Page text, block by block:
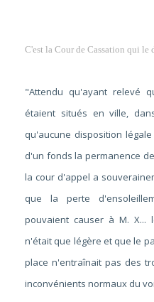
C'est la Cour de Cassation qui le
"Attendu qu'ayant relevé
étaient situés en ville,
qu'aucune disposition
d'un fonds la permanence
la cour d'appel a
que la perte
pouvaient causer à M. X...
n'était que légère et que le
place n'entraînait pas des
inconvénients normaux du